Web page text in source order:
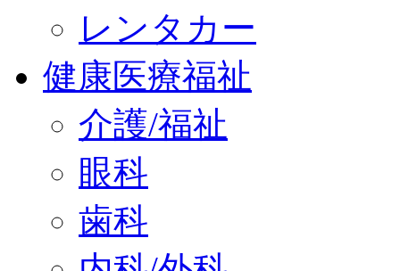
レンタカー
健康医療福祉
介護/福祉
眼科
歯科